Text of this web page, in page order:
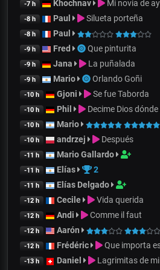
-7 h Khochnav Mi novia de
-8 h Paul Silueta porteña
-8 h Paul
-9 h Fred Que pinturita
-9 h Jana La puñalada
-9 h Mario Orlando Goñi
-10 h Gjoni Se fue Taborda
-10 h Phil Decime Dios
-10 h Mario
-10 h andrzej Después
-11 h Mario Gallardo
-11 h Elías 2
-11 h Elías Delgado
-12 h Cecile Vida querida
-12 h Andi Comme il faut
-12 h Aarón
-12 h Frédéric Que importa
-13 h Daniel Lagrimitas de